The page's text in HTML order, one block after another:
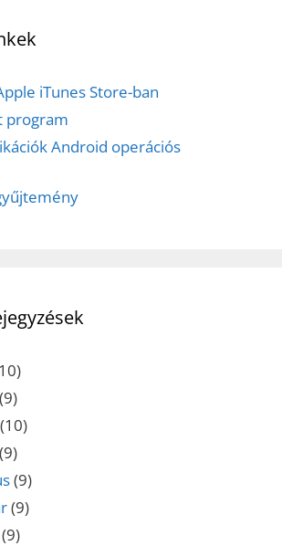
iTunes Store-ban
program
Android operációs
(9)
(10)
(9)
(9)
(9)
(9)